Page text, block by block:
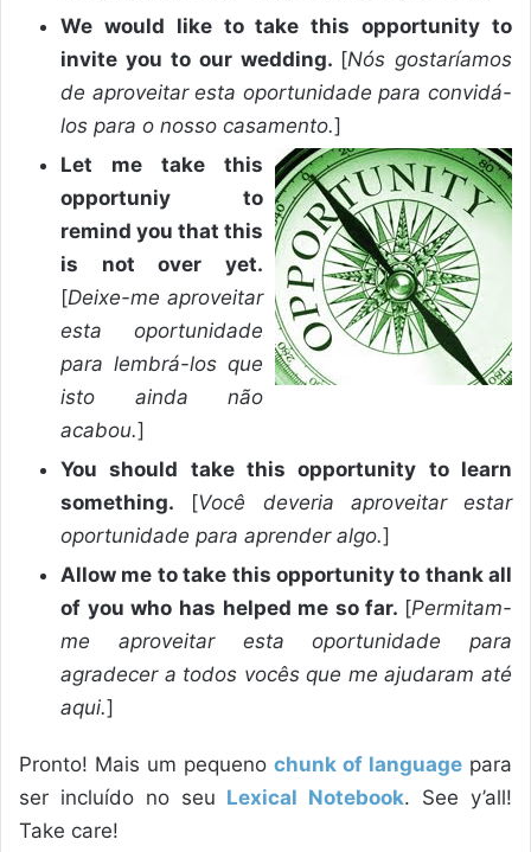
We would like to take this opportunity to
invite you to our wedding. [Nós gostaríamos
de aproveitar esta oportunidade para convidá-
los para o nosso casamento.]
Let me take this
opportuniy to
remind you that this
is not over yet.
[Deixe-me aproveitar
esta oportunidade
para lembrá-los que
isto ainda não
acabou.]
You should take this opportunity to learn
something. [Você deveria aproveitar estar
oportunidade para aprender algo.]
Allow me to take this opportunity to thank all
of you who has helped me so far. [Permitam-
me aproveitar esta oportunidade para
agradecer a todos vocês que me ajudaram até
aqui.]
Pronto! Mais um pequeno chunk of language para
ser incluído no seu Lexical Notebook. See y’all!
Take care!